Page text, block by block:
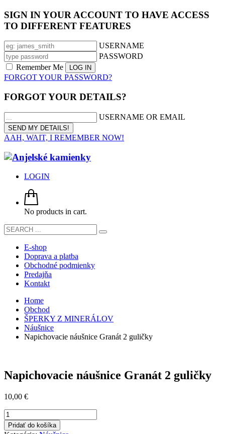
SIGN IN YOUR ACCOUNT TO HAVE ACCESS
TO DIFFERENT FEATURES
USERNAME
PASSWORD
Remember Me
FORGOT YOUR PASSWORD?
FORGOT YOUR DETAILS?
USERNAME OR EMAIL
AAH, WAIT, I REMEMBER NOW!
LOGIN
No products in cart.
E-shop
Doprava a platba
Obchodné podmienky
Predajňa
Kontakt
Home
Obchod
ŠPERKY Z MINERÁLOV
Náušnice
Napichovacie náušnice Granát 2 guličky
Napichovacie náušnice Granát 2 guličky
10,00 €
množstvo
Napichovacie
náušnice
Pridať do košíka